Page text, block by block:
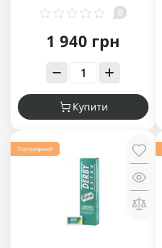
0
1 940 грн
Купити
Популярний